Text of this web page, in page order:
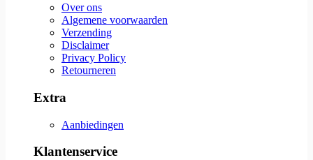
Over ons
Algemene voorwaarden
Verzending
Disclaimer
Privacy Policy
Retourneren
Extra
Aanbiedingen
Klantenservice